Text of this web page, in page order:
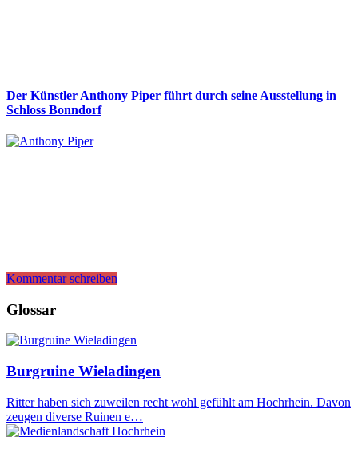
Der Künstler Anthony Piper führt durch seine Ausstellung in
Schloss Bonndorf
Kommentar schreiben
Glossar
Burgruine Wieladingen
Ritter haben sich zuweilen recht wohl gefühlt am Hochrhein. Davon
zeugen diverse Ruinen e…